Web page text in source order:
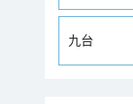
九台